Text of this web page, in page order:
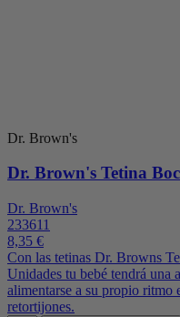
Dr. Brown's
Dr. Brown's Tetina
Dr. Brown's
233611
8,35 €
Con las tetinas Dr. Browns
Unidades tu bebé tendrá una
alimentarse a su propio ritmo
retortijones.